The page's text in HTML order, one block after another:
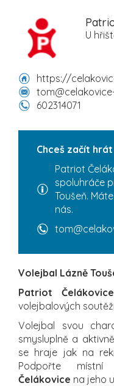
U
https://
602314071
Chceš začít
Patriot
spoluhráče
Toušeň.
nás.
Volejbal Lázně
Patriot Čelákovice
volejbalových
Volejbal svou
smysluplně a
se hraje jak na
Podpořte
Čelákovice na jeho